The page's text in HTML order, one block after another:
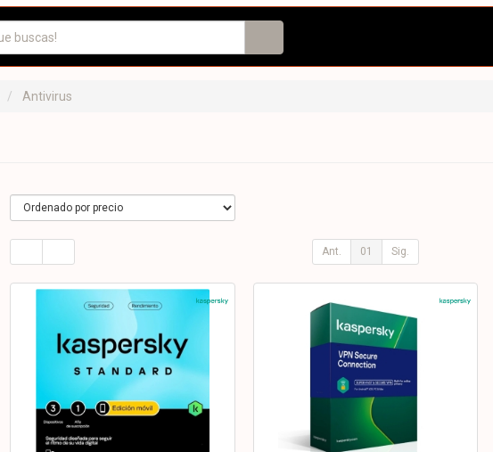
Antivirus
Ant. 01 Sig.